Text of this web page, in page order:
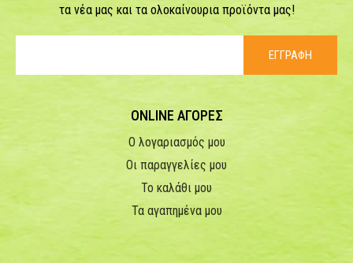
τα νέα μας και τα ολοκαίνουρια προϊόντα μας!
ΕΓΓΡΑΦΗ
ONLINE ΑΓΟΡΕΣ
Ο λογαριασμός μου
Οι παραγγελίες μου
Το καλάθι μου
Τα αγαπημένα μου